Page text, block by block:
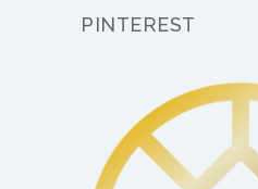
PINTEREST